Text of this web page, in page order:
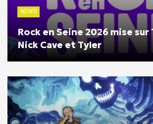
NEWS
Rock en Seine 2026 mise sur
Nick Cave et Tyler